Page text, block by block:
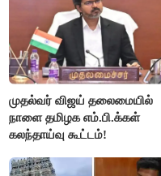
முதல்வர் விஜய் தலைமையில்
நாளை தமிழக எம்.பி.க்கள்
கலந்தாய்வு கூட்டம்!